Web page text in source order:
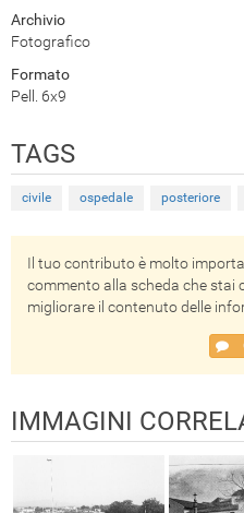
Archivio
Fotografico
Formato
Pell. 6x9
TAGS
civile ospedale posteriore
Il tuo contributo è molto
commento alla scheda che stai
migliorare il contenuto delle
IMMAGINI